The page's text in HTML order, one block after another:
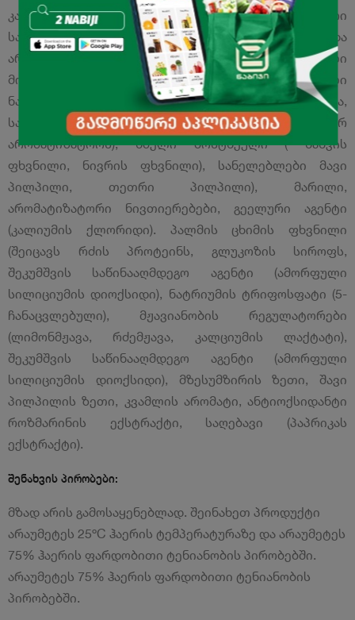
კარტოფილი, მცენარეული ზეთები, კომპლექსური
საკვები ირამატი (ხორბლის ფქვილი, გემოსა და
არომატის გამაძლიერებელი (1-ჩანაცვლებული
მონოსტრიუმის ,ლუტამატი, 2-ჩანაცვლებული
ნატრიუმის 5-რიბონუკლეოტიდები), ფრუქტოზა,
საფუარის ექსტრაქტი (შეიცავს იერმოტექნოლოგიურ
არომატიზატორს), ხმელი ბოსტნეული ( ხახვის
ფხვნილი, ნივრის ფხვნილი), სანელებლები მავი
პილპილი, თეთრი პილპილი), მარილი,
არომატიზატორი ნივთიერებები, გეელური აგენტი
(კალიუმის ქლორიდი). პალმის ცხიმის ფხვნილი
(შეიცავს რძის პროტეინს, გლუკოზის სიროფს,
შეკუმშვის საწინააღმდეგო აგენტი (ამორფული
სილიციუმის დიოქსიდი), ნატრიუმის ტრიფოსფატი (5-
ჩანაცვლებული), მჟავიანობის რეგულატორები
(ლიმონმჟავა, რძემჟავა, კალციუმის ლაქტატი),
შეკუმშვის საწინააღმდეგო აგენტი (ამორფული
სილიციუმის დიოქსიდი), მზესუმზირის ზეთი, შავი
პილპილის ზეთი, კვამლის არომატი, ანტიოქსიდანტი
როზმარინის ექსტრაქტი, საღებავი (პაპრიკას
ექსტრაქტი).
შენახვის პირობები:
მზად არის გამოსაყენებლად. შეინახეთ პროდუქტი
არაუმეტეს 25ºC ჰაერის ტემპერატურაზე და არაუმეტეს
75% ჰაერის ფარდობითი ტენიანობის პირობებში.
არაუმეტეს 75% ჰაერის ფარდობითი ტენიანობის
პირობებში.